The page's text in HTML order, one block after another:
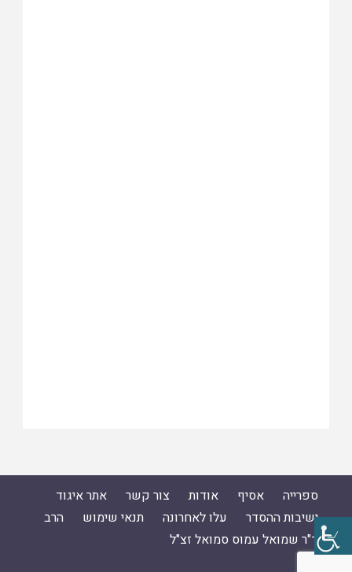
ספרייה אסיף אודות צור קשר
אתר איגוד
ישיבות ההסדר
עלו לאחרונה תנאי שימוש
הרב
ד"ר שמואל עמוס סמואל זצ"ל